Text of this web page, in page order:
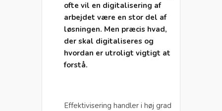
ofte vil en digitalisering af
arbejdet være en stor del af
løsningen. Men præcis hvad,
der skal digitaliseres og
hvordan er utroligt vigtigt at
forstå.
Effektivisering handler i høj grad